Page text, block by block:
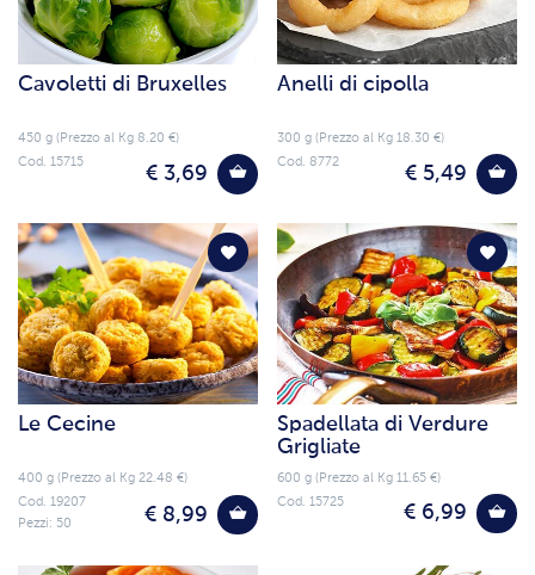
Cavoletti di Bruxelles
450 g (Prezzo al Kg 8.20 €)
€ 3,69
Cod. 15715
Anelli di cipolla
300 g (Prezzo al Kg 18.30 €)
€ 5,49
Cod. 8772
Le Cecine
400 g (Prezzo al Kg 22.48 €)
€ 8,99
Cod. 19207
Pezzi: 50
Spadellata di Verdure
Grigliate
600 g (Prezzo al Kg 11.65 €)
€ 6,99
Cod. 15725